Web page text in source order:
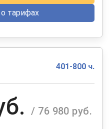
тарифах
401-800 ч.
/ 76 980 руб.